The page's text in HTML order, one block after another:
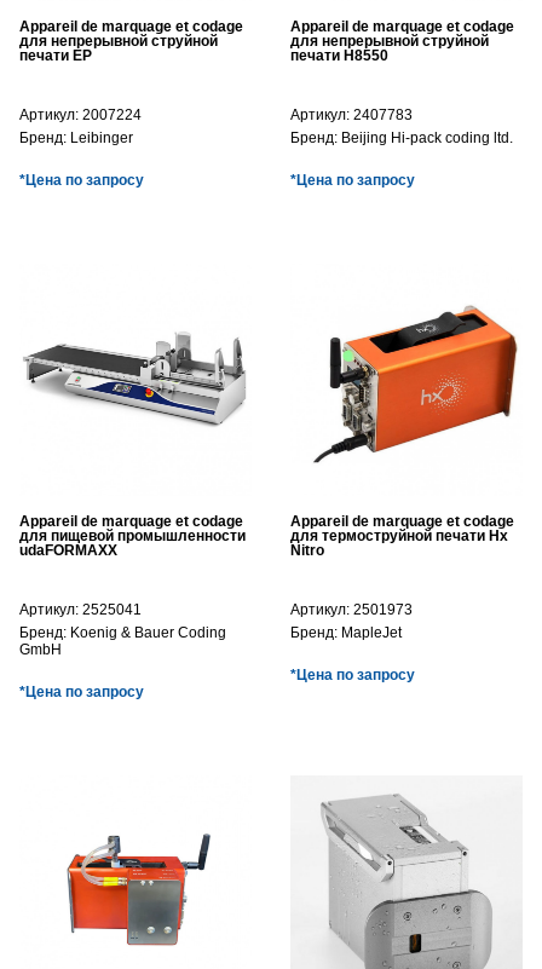
Appareil de marquage et codage
для непрерывной струйной
печати EP
Артикул: 2007224
Бренд: Leibinger
*Цена по запросу
Appareil de marquage et codage
для непрерывной струйной
печати H8550
Артикул: 2407783
Бренд: Beijing Hi-pack coding ltd.
*Цена по запросу
Appareil de marquage et codage
для пищевой промышленности
udaFORMAXX
Артикул: 2525041
Бренд: Koenig & Bauer Coding
GmbH
*Цена по запросу
Appareil de marquage et codage
для термоструйной печати Hx
Nitro
Артикул: 2501973
Бренд: MapleJet
*Цена по запросу